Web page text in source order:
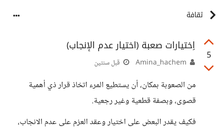
ثقافة
5
اِختيارات صعبة (اختيار عدم الإنجاب)
قبل سنتين
من الصعوبة بمكان، أن يستطيع المرء اتخاذ قرار ذي أهمية
قصوى، وبصفة قطعية وغير رجعية.
فكيف يقدر البعض على اختيار وعقد العزم على عدم الانجاب،